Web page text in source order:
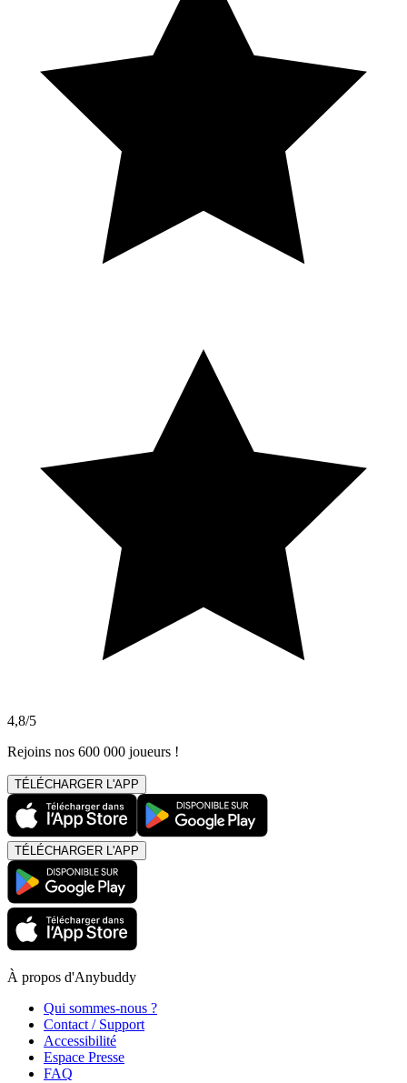
4,8/5
Rejoins nos 600 000 joueurs !
TÉLÉCHARGER L'APP
TÉLÉCHARGER L'APP
À propos d'Anybuddy
Qui sommes-nous ?
Contact / Support
Accessibilité
Espace Presse
FAQ